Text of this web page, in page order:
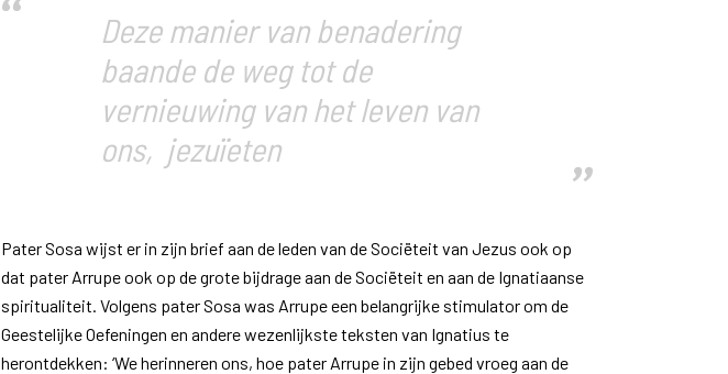
Deze manier van benadering
baande de weg tot de
vernieuwing van het leven van
ons, jezuïeten
Pater Sosa wijst er in zijn brief aan de leden van de Sociëteit van Jezus ook op
dat pater Arrupe ook op de grote bijdrage aan de Sociëteit en aan de Ignatiaanse
spiritualiteit. Volgens pater Sosa was Arrupe een belangrijke stimulator om de
Geestelijke Oefeningen en andere wezenlijkste teksten van Ignatius te
herontdekken: ‘We herinneren ons, hoe pater Arrupe in zijn gebed vroeg aan de